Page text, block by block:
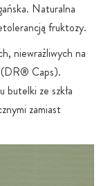
Naturalna
fruktozy.
niewrażliwych na
(DR® Caps).
butelki ze szkła
zamiast